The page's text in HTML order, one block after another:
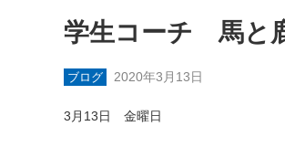
学生コーチ 馬と
ブログ 2020年3月13日
3 月 13日 金曜日